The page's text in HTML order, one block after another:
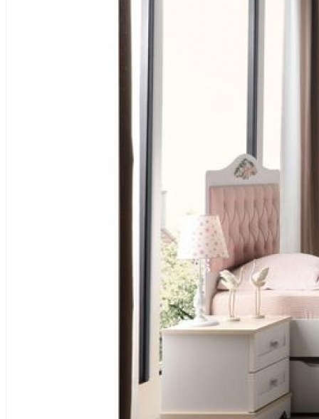
0464 217 6565
Alışveriş sepetiniz boş!